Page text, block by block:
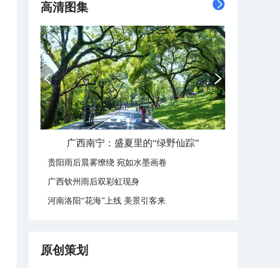
高清图集
广西南宁：盛夏里的“绿野仙踪”
贵阳雨后晨雾缭绕 宛如水墨画卷
广西钦州雨后双彩虹现身
河南洛阳“花海”上线 美景引客来
原创策划